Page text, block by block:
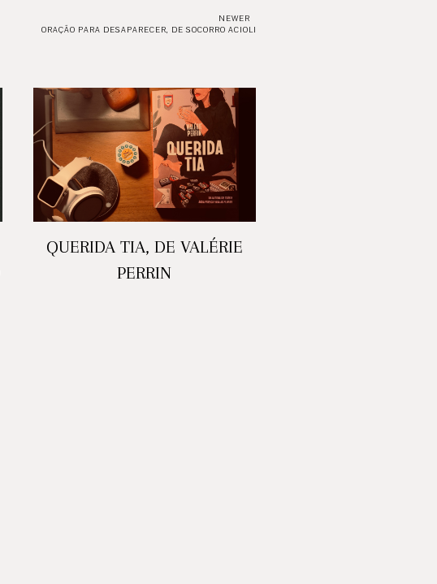
NEWER
ORAÇÃO PARA DESAPARECER, DE SOCORRO ACIOLI
QUERIDA TIA, DE VALÉRIE
PERRIN